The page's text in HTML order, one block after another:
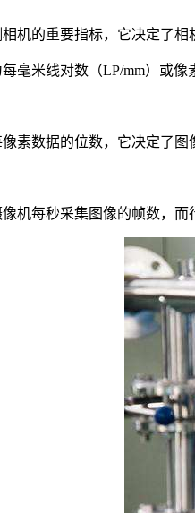
机的重要指标，它决定了
毫米线对数（LP/mm）或
素数据的位数，它决定了
机每秒采集图像的帧数，